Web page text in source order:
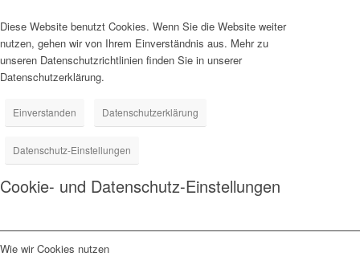
Diese Website benutzt Cookies. Wenn Sie die Website weiter
nutzen, gehen wir von Ihrem Einverständnis aus. Mehr zu
unseren Datenschutzrichtlinien finden Sie in unserer
Datenschutzerklärung.
Einverstanden Datenschutzerklärung
Datenschutz-Einstellungen
Cookie- und Datenschutz-Einstellungen
Wie wir Cookies nutzen